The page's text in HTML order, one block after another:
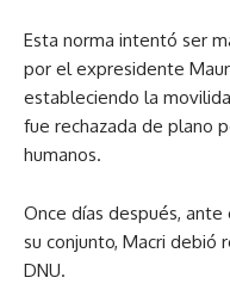
Esta norma intentó ser
por el expresidente
estableciendo la
fue rechazada de plano
humanos.
Once días después,
su conjunto, Macri debió
DNU.